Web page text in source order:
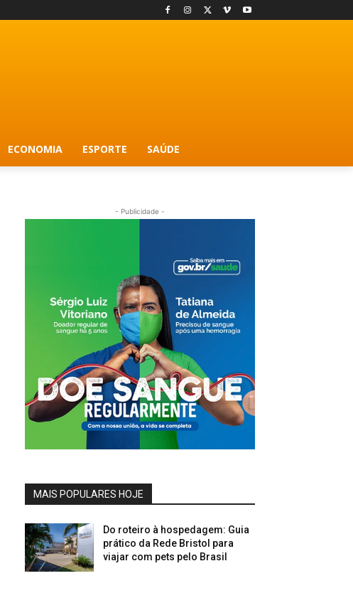
ECONOMIA ESPORTE SAÚDE
- Publicidade -
MAIS POPULARES HOJE
Do roteiro à hospedagem: Guia
prático da Rede Bristol para
viajar com pets pelo Brasil